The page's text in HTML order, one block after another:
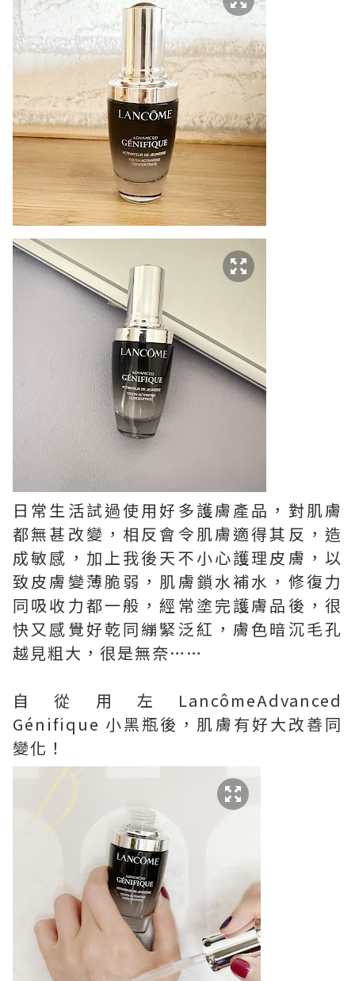
日常生活試過使用好多護膚產品，對肌膚
都無甚改變，相反會令肌膚適得其反，造
成敏感，加上我後天不小心護理皮膚，以
致皮膚變薄脆弱，肌膚鎖水補水，修復力
同吸收力都一般，經常塗完護膚品後，很
快又感覺好乾同繃緊泛紅，膚色暗沉毛孔
越見粗大，很是無奈……
自從用左LancômeAdvanced
Génifique 小黑瓶後，肌膚有好大改善同
變化！